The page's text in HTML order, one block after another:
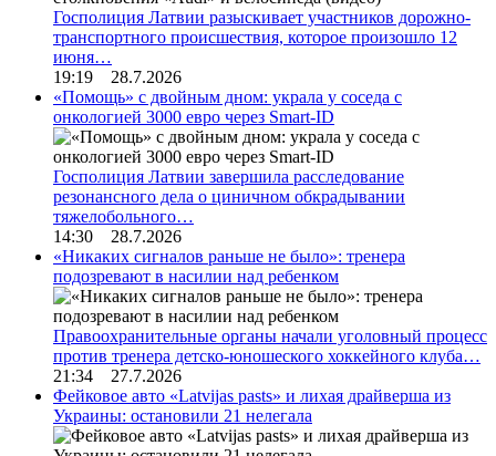
Госполиция Латвии разыскивает участников дорожно-
транспортного происшествия, которое произошло 12
июня…
19:19 28.7.2026
«Помощь» с двойным дном: украла у соседа с
онкологией 3000 евро через Smart-ID
Госполиция Латвии завершила расследование
резонансного дела о циничном обкрадывании
тяжелобольного…
14:30 28.7.2026
«Никаких сигналов раньше не было»: тренера
подозревают в насилии над ребенком
Правоохранительные органы начали уголовный процесс
против тренера детско-юношеского хоккейного клуба…
21:34 27.7.2026
Фейковое авто «Latvijas pasts» и лихая драйверша из
Украины: остановили 21 нелегала